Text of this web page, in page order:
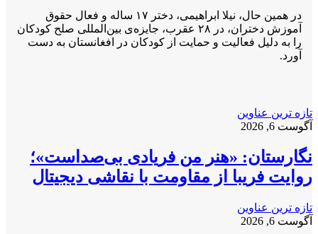
در همین حال، نیلا ابراهیمی، دختر ۱۷ ساله و فعال حقوق
آموزش دختران، در ۲۸ عقرب، جایزه‌ی بین‌المللی صلح کودکان
را به دلیل فعالیت و حمایت از کودکان در افغانستان به دست
آورد.
تازه ترین عناوین
آگوست 6, 2026
نگارستان: «هنر من فریادی بی‌صداست»؛
روایت فریبا از مقاومت با نقاشی دیجیتال
تازه ترین عناوین
آگوست 6, 2026